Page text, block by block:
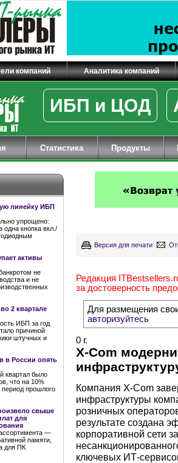
компаний Аналитика компаний
ИБП и ЦОД
Статистика Продукты
линейку ИБП
упрощено:
одна кнопка вкл./
активы
не
и не
2 квартале
ИБП за год
причиной
штучных и
в России опять
квартал было
что на 10%
прошлого
свыше
для
—
памяти,
для ПК
Версия для печати
Редакция
за достоверность
Для размещения
авторизуйтесь
0 г.
X-Com
Компания Х-Com
инфраструктуры
розничных
результате создана
корпоративной сети
ключевых ИТ-